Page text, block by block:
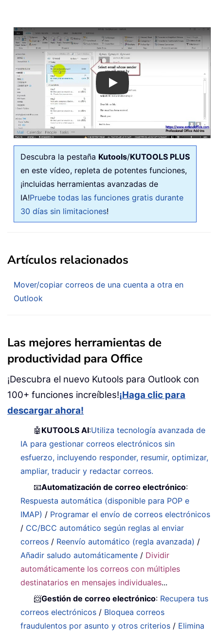
Play
Descubra la pestaña Kutools/KUTOOLS PLUS
en este vídeo, repleta de potentes funciones,
¡incluidas herramientas avanzadas de
IA!Pruebe todas las funciones gratis durante
30 días sin limitaciones!
Artículos relacionados
Mover/copiar correos de una cuenta a otra en
Outlook
Las mejores herramientas de
productividad para Office
¡Descubra el nuevo Kutools para Outlook con
100+ funciones increíbles!¡Haga clic para
descargar ahora!
🤖 KUTOOLS AI:Utiliza tecnología avanzada de
IA para gestionar correos electrónicos sin
esfuerzo, incluyendo responder, resumir, optimizar,
ampliar, traducir y redactar correos.
📧Automatización de correo electrónico:
Respuesta automática (disponible para POP e
IMAP) / Programar el envío de correos electrónicos
/ CC/BCC automático según reglas al enviar
correos / Reenvío automático (regla avanzada) /
Añadir saludo automáticamente / Dividir
automáticamente los correos con múltiples
destinatarios en mensajes individuales...
📨Gestión de correo electrónico: Recupera tus
correos electrónicos / Bloquea correos
fraudulentos por asunto y otros criterios / Elimina